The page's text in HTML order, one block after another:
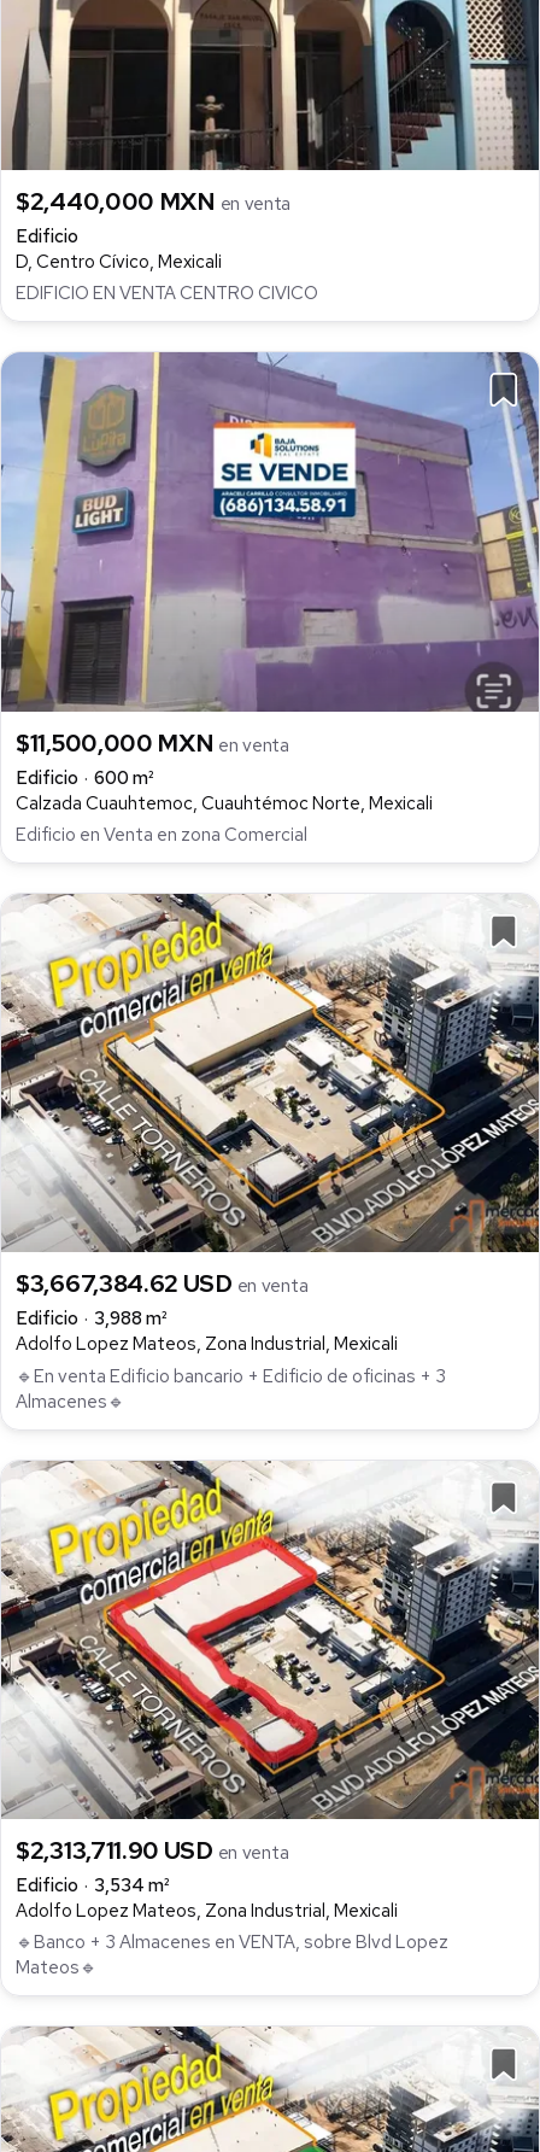
$2,440,000 MXN en venta
Edificio
D, Centro Cívico, Mexicali
EDIFICIO EN VENTA CENTRO CIVICO
$11,500,000 MXN en venta
Edificio
600 m²
Calzada Cuauhtemoc, Cuauhtémoc Norte, Mexicali
Edificio en Venta en zona Comercial
$3,667,384.62 USD en venta
Edificio
3,988 m²
Adolfo Lopez Mateos, Zona Industrial, Mexicali
🔹En venta Edificio bancario + Edificio de oficinas + 3
Almacenes🔹
$2,313,711.90 USD en venta
Edificio
3,534 m²
Adolfo Lopez Mateos, Zona Industrial, Mexicali
🔹Banco + 3 Almacenes en VENTA, sobre Blvd Lopez
Mateos🔹